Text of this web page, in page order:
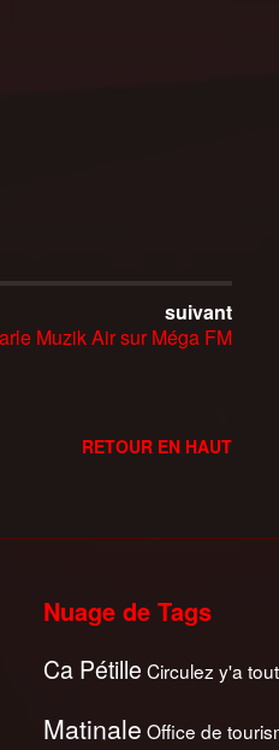
suivant
Muzik Air sur Méga FM
RETOUR EN HAUT
Nuage de Tags
Ca Pétille Circulez y'a
Matinale Office de